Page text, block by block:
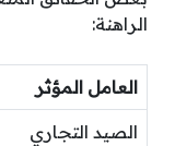
الراهنة:
العامل المؤثر
الصيد التجاري